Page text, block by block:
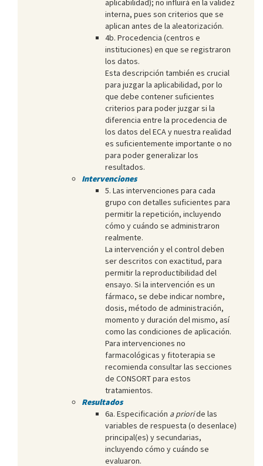
interna, pues son criterios que se
aplican antes de la aleatorización.
4b. Procedencia (centros e
instituciones) en que se registraron
los datos.
Esta descripción también es crucial
para juzgar la aplicabilidad, por lo
que debe contener suficientes
criterios para poder juzgar si la
diferencia entre la procedencia de
los datos del ECA y nuestra realidad
es suficientemente importante o no
para poder generalizar los
resultados.
Intervenciones
5. Las intervenciones para cada
grupo con detalles suficientes para
permitir la repetición, incluyendo
cómo y cuándo se administraron
realmente.
La intervención y el control deben
ser descritos con exactitud, para
permitir la reproductibilidad del
ensayo. Si la intervención es un
fármaco, se debe indicar nombre,
dosis, método de administración,
momento y duración del mismo, así
como las condiciones de aplicación.
Para intervenciones no
farmacológicas y fitoterapia se
recomienda consultar las secciones
de CONSORT para estos
tratamientos.
Resultados
6a. Especificación a prioride las
variables de respuesta (o desenlace)
principal(es) y secundarias,
incluyendo cómo y cuándo se
evaluaron.